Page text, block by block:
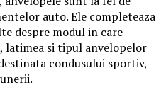
auto. Ele completeaza
despre modul in care
latimea si tipul anvelopelor
condusului sportiv,